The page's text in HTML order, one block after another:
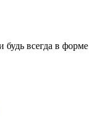
будь всегда в форме